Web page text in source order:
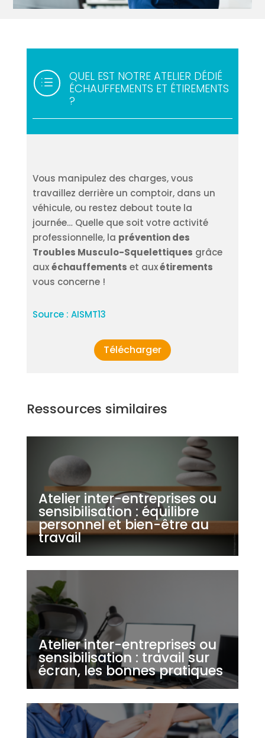
d
QUEL EST NOTRE ATELIER DÉDIÉ
ÉCHAUFFEMENTS ET ÉTIREMENTS
?
Vous manipulez des charges, vous
travaillez derrière un comptoir, dans un
véhicule, ou restez debout toute la
journée… Quelle que soit votre activité
professionnelle, la prévention des
Troubles Musculo-Squelettiques grâce
auxéchauffements et auxétirements
vous concerne !
Source : AISMT13
Télécharger
Ressources similaires
Atelier inter-entreprises ou
sensibilisation : équilibre
personnel et bien-être au
travail
Atelier inter-entreprises ou
sensibilisation : travail sur
écran, les bonnes pratiques